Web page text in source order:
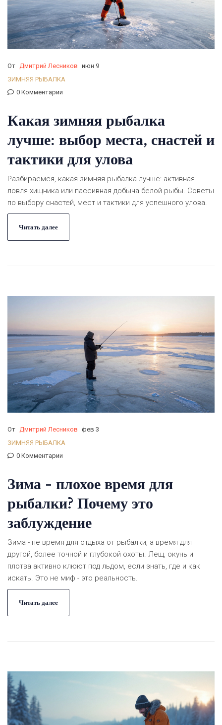
От Дмитрий Лесников июн 9
ЗИМНЯЯ РЫБАЛКА
0 Комментарии
Какая зимняя рыбалка
лучше: выбор места, снастей и
тактики для улова
Разбираемся, какая зимняя рыбалка лучше: активная
ловля хищника или пассивная добыча белой рыбы. Советы
по выбору снастей, мест и тактики для успешного улова.
Читать далее
От Дмитрий Лесников фев 3
ЗИМНЯЯ РЫБАЛКА
0 Комментарии
Зима - плохое время для
рыбалки? Почему это
заблуждение
Зима - не время для отдыха от рыбалки, а время для
другой, более точной и глубокой охоты. Лещ, окунь и
плотва активно клюют под льдом, если знать, где и как
искать. Это не миф - это реальность.
Читать далее